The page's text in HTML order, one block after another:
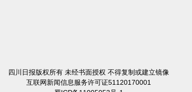
四川日报版权所有 未经书面授权 不得复制或建立镜像
互联网新闻信息服务许可证51120170001